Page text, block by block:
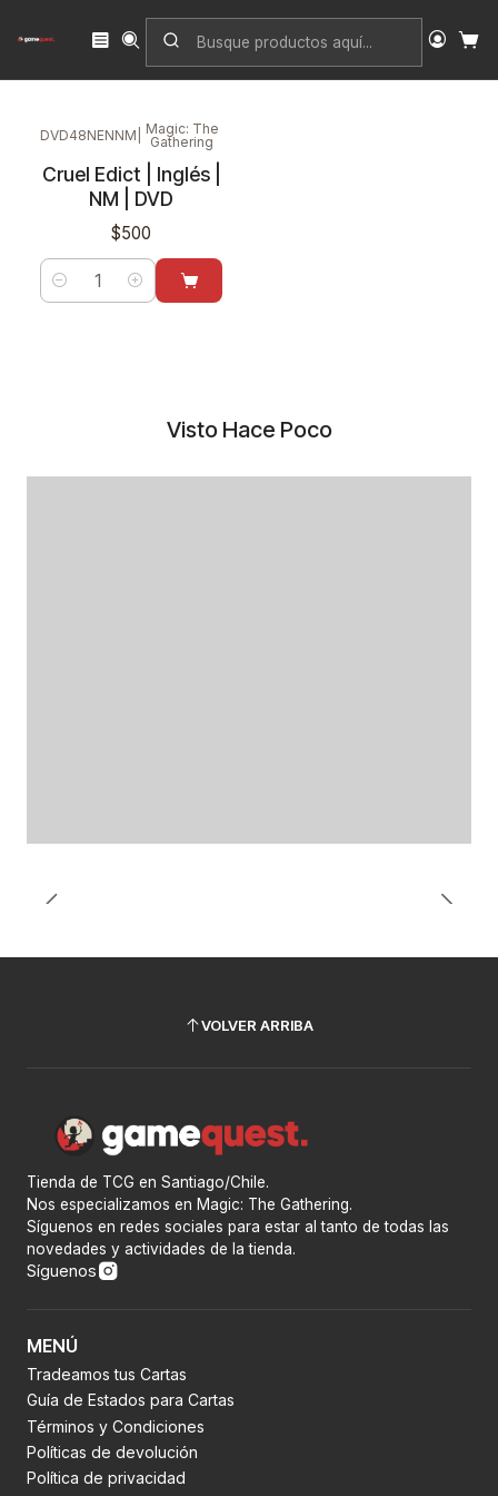
Inicio Singles
Duel Decks Anthology: Divine vs. Demonic
DVD48NENNM
Magic: The
Gathering
Cruel Edict | Inglés |
NM | DVD
$500
Cantidad
Visto Hace Poco
VOLVER ARRIBA
Tienda de TCG en Santiago/Chile.
Nos especializamos en Magic: The Gathering.
Síguenos en redes sociales para estar al tanto de todas las
novedades y actividades de la tienda.
Síguenos
MENÚ
Tradeamos tus Cartas
Guía de Estados para Cartas
Términos y Condiciones
Políticas de devolución
Política de privacidad